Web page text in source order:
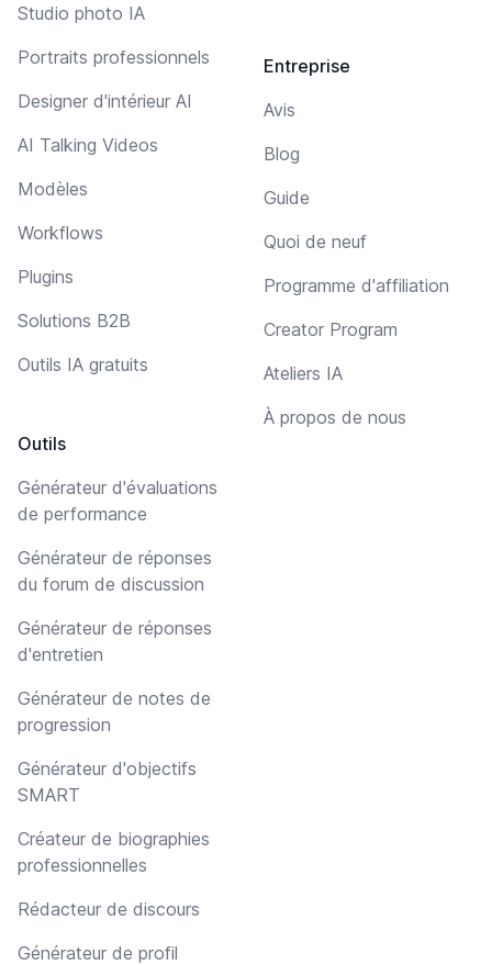
Studio photo IA
Portraits professionnels
Designer d'intérieur AI
AI Talking Videos
Modèles
Workflows
Plugins
Solutions B2B
Outils IA gratuits
Outils
Générateur d'évaluations
de performance
Générateur de réponses
du forum de discussion
Générateur de réponses
d'entretien
Générateur de notes de
progression
Générateur d'objectifs
SMART
Créateur de biographies
professionnelles
Rédacteur de discours
Générateur de profil
Entreprise
Avis
Blog
Guide
Quoi de neuf
Programme d'affiliation
Creator Program
Ateliers IA
À propos de nous